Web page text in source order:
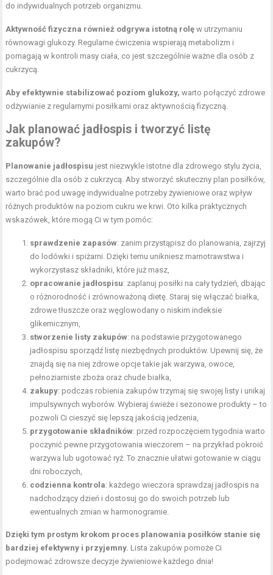
do indywidualnych potrzeb organizmu.
Aktywność fizyczna również odgrywa istotną rolę w utrzymaniu
równowagi glukozy. Regularne ćwiczenia wspierają metabolizm i
pomagają w kontroli masy ciała, co jest szczególnie ważne dla osób z
cukrzycą.
Aby efektywnie stabilizować poziom glukozy, warto połączyć zdrowe
odżywianie z regularnymi posiłkami oraz aktywnością fizyczną.
Jak planować jadłospis i tworzyć listę
zakupów?
Planowanie jadłospisu jest niezwykle istotne dla zdrowego stylu życia,
szczególnie dla osób z cukrzycą. Aby stworzyć skuteczny plan posiłków,
warto brać pod uwagę indywidualne potrzeby żywieniowe oraz wpływ
różnych produktów na poziom cukru we krwi. Oto kilka praktycznych
wskazówek, które mogą Ci w tym pomóc:
sprawdzenie zapasów: zanim przystąpisz do planowania, zajrzyj
do lodówki i spiżarni. Dzięki temu unikniesz marnotrawstwa i
wykorzystasz składniki, które już masz,
opracowanie jadłospisu: zaplanuj posiłki na cały tydzień, dbając
o różnorodność i zrównoważoną dietę. Staraj się włączać białka,
zdrowe tłuszcze oraz węglowodany o niskim indeksie
glikemicznym,
stworzenie listy zakupów: na podstawie przygotowanego
jadłospisu sporządź listę niezbędnych produktów. Upewnij się, że
znajdą się na niej zdrowe opcje takie jak warzywa, owoce,
pełnoziarniste zboża oraz chude białka,
zakupy: podczas robienia zakupów trzymaj się swojej listy i unikaj
impulsywnych wyborów. Wybieraj świeże i sezonowe produkty – to
pozwoli Ci cieszyć się lepszą jakością jedzenia,
przygotowanie składników: przed rozpoczęciem tygodnia warto
poczynić pewne przygotowania wieczorem – na przykład pokroić
warzywa lub ugotować ryż. To znacznie ułatwi gotowanie w ciągu
dni roboczych,
codzienna kontrola: każdego wieczora sprawdzaj jadłospis na
nadchodzący dzień i dostosuj go do swoich potrzeb lub
ewentualnych zmian w harmonogramie.
Dzięki tym prostym krokom proces planowania posiłków stanie się
bardziej efektywny i przyjemny. Lista zakupów pomoże Ci
podejmować zdrowsze decyzje żywieniowe każdego dnia!